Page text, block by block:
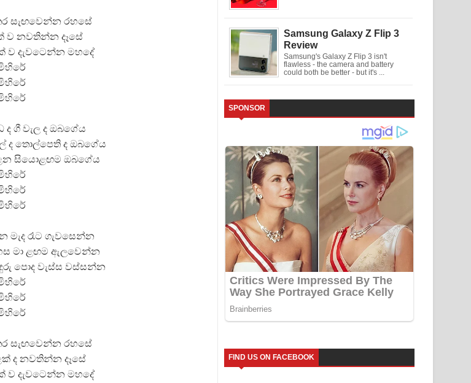
සැඟවෙන්න රහසේ
ව නවතින්න දෑසේ
දැවටෙන්න මහදේ
ගී වැල ද ඔබගේය
ද තොල්පෙති ද ඔබගේය
සියොළඟම ඔබගේය
මැද රෑට ගැවසෙන්න
මා ළඟම ඇලවෙන්න
පොද වැස්ස වස්සන්න
සැඟවෙන්න රහසේ
ද නවතින්න දෑසේ
දැවටෙන්න මහදේ
Samsung Galaxy Z Flip 3
Review
Samsung's Galaxy Z Flip 3 isn't
flawless - the camera and battery
could both be better - but it's ...
SPONSOR
FIND US ON FACEBOOK